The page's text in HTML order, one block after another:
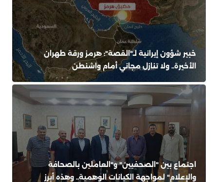
خبير شؤون إيرانية لـ"القصة": هرمز ورقة طهران
الأخيرة.. ولا تنازل مجاني أمام واشنطن
اجتماع بين "الصحفيين" و"العاملين بالصحافة
والإعلام" لمواجهة الكيانات الوهمية.. وهذه أبرز